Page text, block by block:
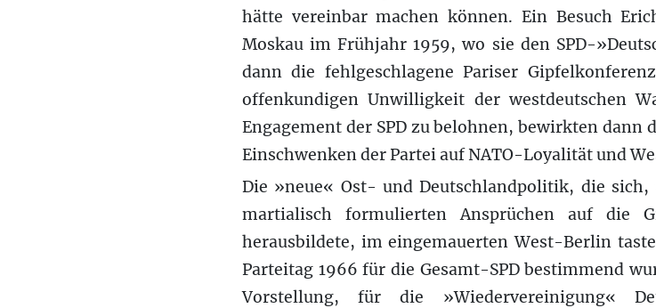
hätte vereinbar machen können. Ein Besuch
Moskau im Frühjahr 1959, wo sie den SPD-
dann die fehlgeschlagene Pariser
offenkundigen Unwilligkeit der westdeutschen
Engagement der SPD zu belohnen, bewirkten
Einschwenken der Partei auf NATO-Loyalität und
Die »neue« Ost- und Deutschlandpolitik, die
martialisch formulierten Ansprüchen auf die
herausbildete, im eingemauerten West-Berlin
Parteitag 1966 für die Gesamt-SPD bestimmend
Vorstellung, für die »Wiedervereinigung«